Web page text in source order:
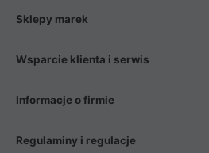
Sklepy marek
Wsparcie klienta i serwis
Informacje o firmie
Regulaminy i regulacje